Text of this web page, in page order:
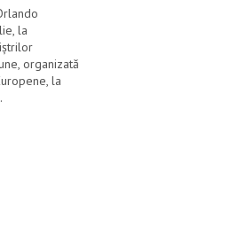
la
organizată
la